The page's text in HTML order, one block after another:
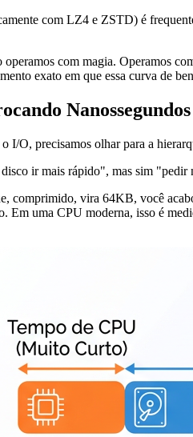
com LZ4 e ZSTD) é
com magia. Operamos
exato em que essa curva de
I/O, precisamos olhar para a
ir mais rápido", mas sim "pedir
comprimido, vira 64KB, você
Em uma CPU moderna, isso é